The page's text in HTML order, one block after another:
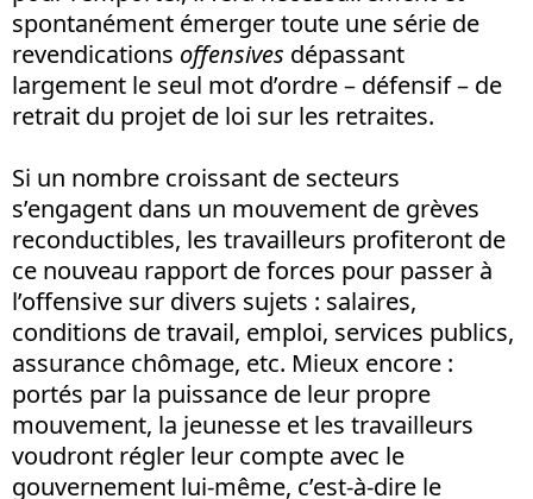
spontanément émerger toute une série de
revendications offensives dépassant
largement le seul mot d’ordre – défensif – de
retrait du projet de loi sur les retraites.
Si un nombre croissant de secteurs
s’engagent dans un mouvement de grèves
reconductibles, les travailleurs profiteront de
ce nouveau rapport de forces pour passer à
l’offensive sur divers sujets : salaires,
conditions de travail, emploi, services publics,
assurance chômage, etc. Mieux encore :
portés par la puissance de leur propre
mouvement, la jeunesse et les travailleurs
voudront régler leur compte avec le
gouvernement lui-même, c’est-à-dire le